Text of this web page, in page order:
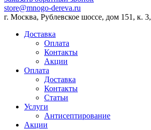
store@mnogo-dereva.ru
г. Москва, Рублевское шоссе, дом 151, к.
Доставка
Оплата
Контакты
Акции
Оплата
Доставка
Контакты
Статьи
Услуги
Антисептирование
Акции